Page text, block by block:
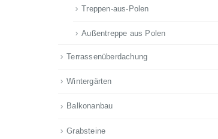
Treppen-aus-Polen
Außentreppe aus Polen
Terrassenüberdachung
Wintergärten
Balkonanbau
Grabsteine